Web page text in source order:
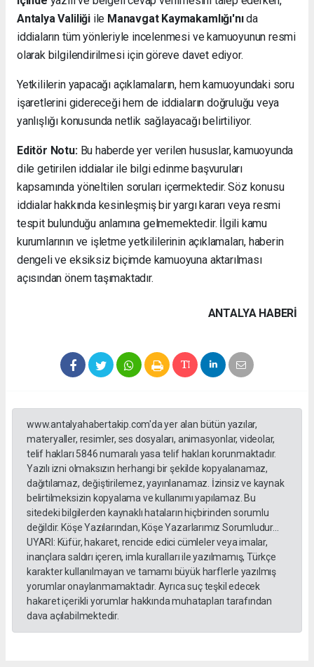
Antalya Valiliğiile Manavgat Kaymakamlığı'nıda
iddiaların tüm yönleriyle incelenmesi ve kamuoyunun resmi
olarak bilgilendirilmesi için göreve davet ediyor.
Yetkililerin yapacağı açıklamaların, hem kamuoyundaki soru
işaretlerini gidereceği hem de iddiaların doğruluğu veya
yanlışlığı konusunda netlik sağlayacağı belirtiliyor.
Editör Notu:Bu haberde yer verilen hususlar, kamuoyunda
dile getirilen iddialar ile bilgi edinme başvuruları
kapsamında yöneltilen soruları içermektedir. Söz konusu
iddialar hakkında kesinleşmiş bir yargı kararı veya resmi
tespit bulunduğu anlamına gelmemektedir. İlgili kamu
kurumlarının ve işletme yetkililerinin açıklamaları, haberin
dengeli ve eksiksiz biçimde kamuoyuna aktarılması
açısından önem taşımaktadır.
ANTALYA HABERİ
www.antalyahabertakip.com'da yer alan bütün yazılar,
materyaller, resimler, ses dosyaları, animasyonlar, videolar,
telif hakları 5846 numaralı yasa telif hakları korunmaktadır.
Yazılı izni olmaksızın herhangi bir şekilde kopyalanamaz,
dağıtılamaz, değiştirilemez, yayınlanamaz. İzinsiz ve kaynak
belirtilmeksizin kopyalama ve kullanımı yapılamaz. Bu
sitedeki bilgilerden kaynaklı hataların hiçbirinden sorumlu
değildir. Köşe Yazılarından, Köşe Yazarlarımız Sorumludur...
UYARI: Küfür, hakaret, rencide edici cümleler veya imalar,
inançlara saldırı içeren, imla kuralları ile yazılmamış, Türkçe
karakter kullanılmayan ve tamamı büyük harflerle yazılmış
yorumlar onaylanmamaktadır. Ayrıca suç teşkil edecek
hakaret içerikli yorumlar hakkında muhatapları tarafından
dava açılabilmektedir.